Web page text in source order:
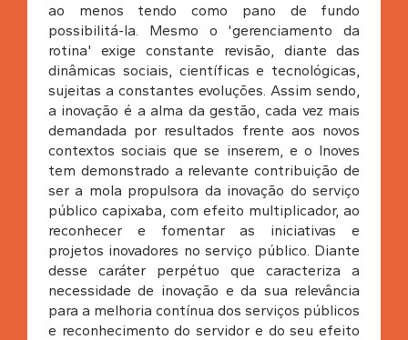
ao menos tendo como pano de fundo
possibilitá-la. Mesmo o 'gerenciamento da
rotina' exige constante revisão, diante das
dinâmicas sociais, científicas e tecnológicas,
sujeitas a constantes evoluções. Assim sendo,
a inovação é a alma da gestão, cada vez mais
demandada por resultados frente aos novos
contextos sociais que se inserem, e o Inoves
tem demonstrado a relevante contribuição de
ser a mola propulsora da inovação do serviço
público capixaba, com efeito multiplicador, ao
reconhecer e fomentar as iniciativas e
projetos inovadores no serviço público. Diante
desse caráter perpétuo que caracteriza a
necessidade de inovação e da sua relevância
para a melhoria contínua dos serviços públicos
e reconhecimento do servidor e do seu efeito